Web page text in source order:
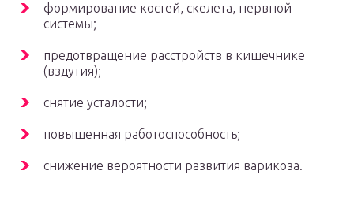
формирование костей, скелета, нервной
системы;
предотвращение расстройств в кишечнике
(вздутия);
снятие усталости;
повышенная работоспособность;
снижение вероятности развития варикоза.